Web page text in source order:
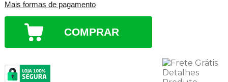
Mais formas de pagamento
COMPRAR